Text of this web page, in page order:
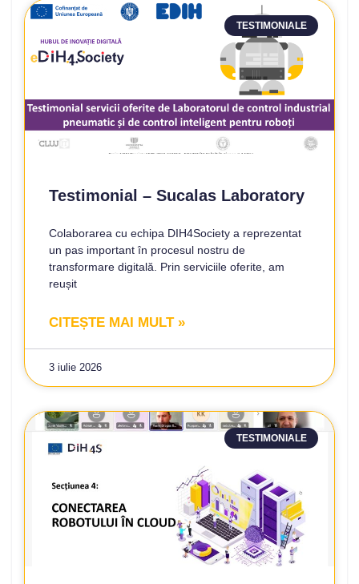
TESTIMONIALE
Testimonial – Sucalas Laboratory
Colaborarea cu echipa DIH4Society a reprezentat
un pas important în procesul nostru de
transformare digitală. Prin serviciile oferite, am
reușit
CITEȘTE MAI MULT »
3 iulie 2026
TESTIMONIALE